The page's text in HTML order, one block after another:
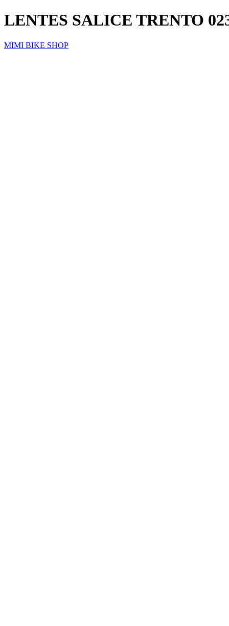
LENTES SALICE TRENTO
MIMI BIKE SHOP